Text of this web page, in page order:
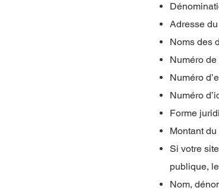
Adresse
Noms des
Numéro
Numéro
Numéro
Forme
Montant
Si votre
publique,
Nom,